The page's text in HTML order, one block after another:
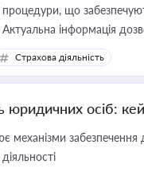
процедури, що
інформація
їх належне
Страхова діяльність
юридичних осіб:
механізми